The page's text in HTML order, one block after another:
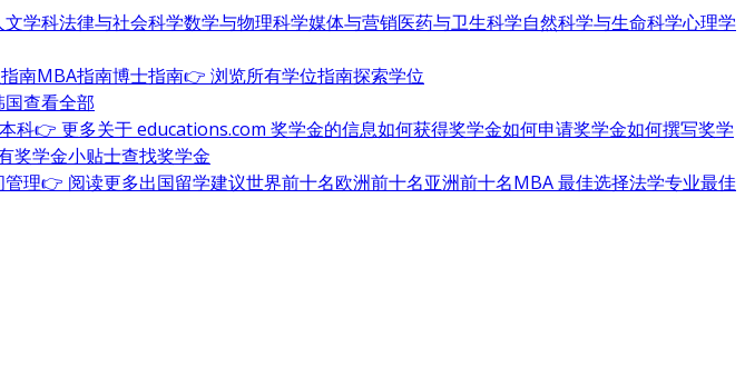
文学科法律与社会科学数学与物理科学媒体与营销医药与卫生科学自然科学与生命科学心理学
南MBA指南博士指南👉 浏览所有学位指南探索学位
国查看全部
科👉 更多关于 educations.com 奖学金的信息如何获得奖学金如何申请奖学金如何撰写奖学
奖学金小贴士查找奖学金
管理👉 阅读更多出国留学建议世界前十名欧洲前十名亚洲前十名MBA 最佳选择法学专业最佳